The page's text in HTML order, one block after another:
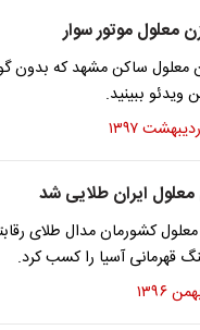
معلول موتور سوار
معلول ساکن مشهد که بدون
ویدئو ببینید.
معلول ایران طلایی شد
معلول کشورمان مدال طلای
قهرمانی آسیا را کسب کرد.